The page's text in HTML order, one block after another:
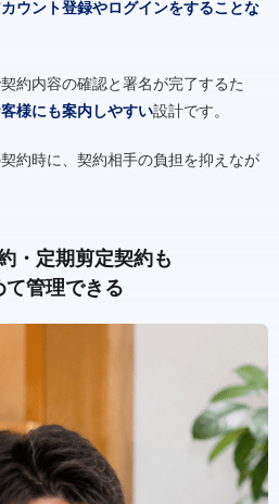
ウント登録やログインをすることな
約内容の確認と署名が完了するた
様にも案内しやすい設計です。
約時に、契約相手の負担を抑えなが
・定期剪定契約も
て管理できる